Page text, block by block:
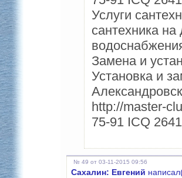
Услуги
сантехника
Замена и
Установка и
http://master-
75-91 ICQ
№ 49 от 03-11-2015 09:56
Сахалин: Евгений